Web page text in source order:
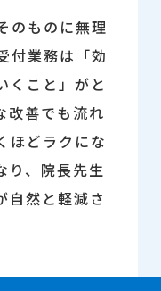
のものに無理
付業務は「効
くこと」がと
改善でも流れ
ほどラクにな
り、院長先生
自然と軽減さ